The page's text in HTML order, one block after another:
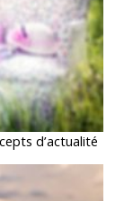
d’actualité